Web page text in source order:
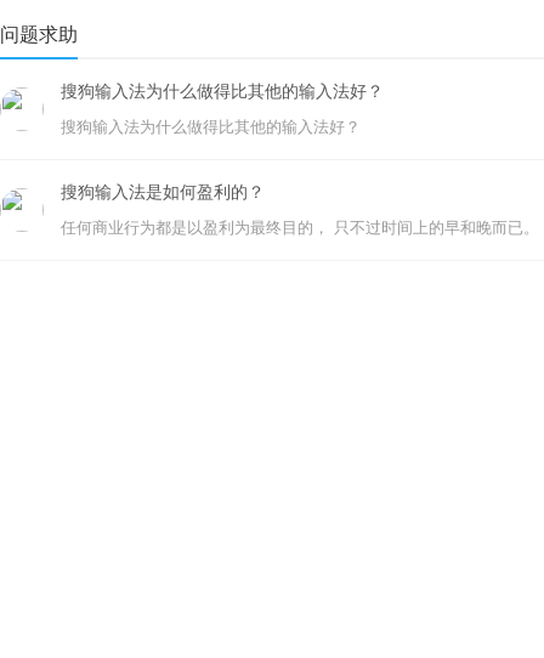
问题求助
搜狗输入法为什么做得比其他的输入法好？
搜狗输入法为什么做得比其他的输入法好？
搜狗输入法是如何盈利的？